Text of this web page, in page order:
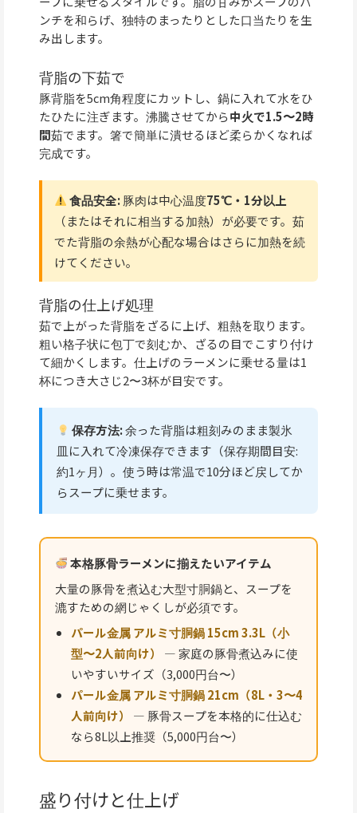
ンチを和らげ、独特のまったりとした口当たりを生
み出します。
背脂の下茹で
豚背脂を5cm角程度にカットし、鍋に入れて水をひ
たひたに注ぎます。沸騰させてから中火で1.5〜2時
間茹でます。箸で簡単に潰せるほど柔らかくなれば
完成です。
食品安全:豚肉は中心温度75℃・1分以上
（またはそれに相当する加熱）が必要です。茹
でた背脂の余熱が心配な場合はさらに加熱を続
けてください。
背脂の仕上げ処理
茹で上がった背脂をざるに上げ、粗熱を取ります。
粗い格子状に包丁で刻むか、ざるの目でこすり付け
て細かくします。仕上げのラーメンに乗せる量は1
杯につき大さじ2〜3杯が目安です。
保存方法:余った背脂は粗刻みのまま製氷
皿に入れて冷凍保存できます（保存期間目安:
約1ヶ月）。使う時は常温で10分ほど戻してか
らスープに乗せます。
本格豚骨ラーメンに揃えたいアイテム
大量の豚骨を煮込む大型寸胴鍋と、スープを
漉すための網じゃくしが必須です。
パール金属 アルミ寸胴鍋 15cm 3.3L（小
型〜2人前向け）
— 家庭の豚骨煮込みに使
いやすいサイズ（3,000円台〜）
パール金属 アルミ寸胴鍋 21cm（8L・3〜4
人前向け）
— 豚骨スープを本格的に仕込む
なら8L以上推奨（5,000円台〜）
盛り付けと仕上げ